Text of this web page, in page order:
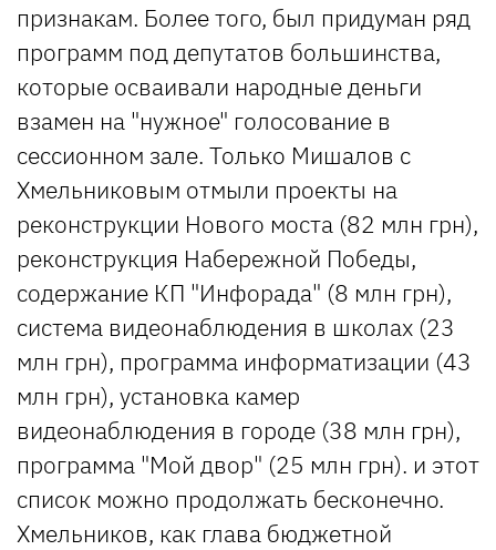
признакам. Более того, был придуман ряд
программ под депутатов большинства,
которые осваивали народные деньги
взамен на "нужное" голосование в
сессионном зале. Только Мишалов с
Хмельниковым отмыли проекты на
реконструкции Нового моста (82 млн грн),
реконструкция Набережной Победы,
содержание КП "Инфорада" (8 млн грн),
система видеонаблюдения в школах (23
млн грн), программа информатизации (43
млн грн), установка камер
видеонаблюдения в городе (38 млн грн),
программа "Мой двор" (25 млн грн). и этот
список можно продолжать бесконечно.
Хмельников, как глава бюджетной